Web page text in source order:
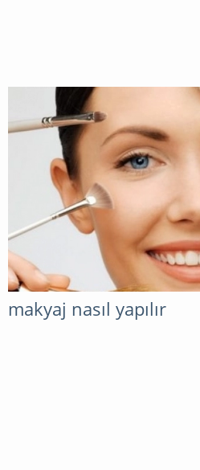
makyaj nasıl yapılır